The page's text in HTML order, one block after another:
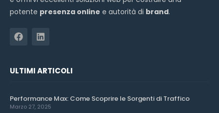
potente presenza online e autorità di brand.
ULTIMI ARTICOLI
Performance Max: Come Scoprire le Sorgenti di Traffico
Marzo 27, 2025